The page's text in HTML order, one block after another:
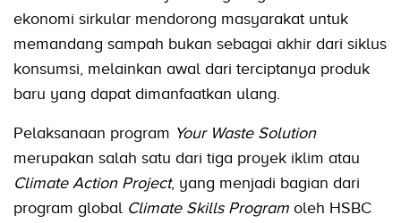
ekonomi sirkular mendorong masyarakat untuk
memandang sampah bukan sebagai akhir dari siklus
konsumsi, melainkan awal dari terciptanya produk
baru yang dapat dimanfaatkan ulang.
Pelaksanaan program Your Waste Solution
merupakan salah satu dari tiga proyek iklim atau
Climate Action Project, yang menjadi bagian dari
program global Climate Skills Program oleh HSBC